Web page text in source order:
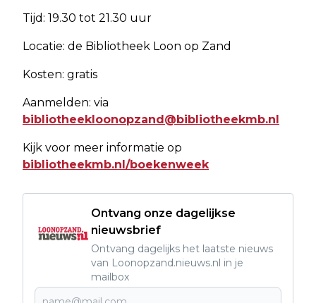
Tijd: 19.30 tot 21.30 uur
Locatie: de Bibliotheek Loon op Zand
Kosten: gratis
Aanmelden: via
bibliotheekloonopzand@bibliotheekmb.nl
Kijk voor meer informatie op
bibliotheekmb.nl/boekenweek
Ontvang onze dagelijkse
nieuwsbrief
Ontvang dagelijks het laatste nieuws
van Loonopzand.nieuws.nl in je
mailbox